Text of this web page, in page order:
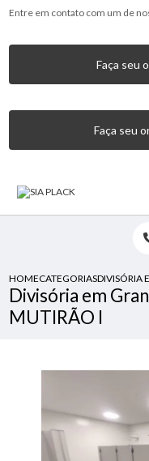
Entre em contato com um de
Faça seu
Faça seu
HOMECATEGORIASDIVISÓRIA
Divisória em
MUTIRÃO I